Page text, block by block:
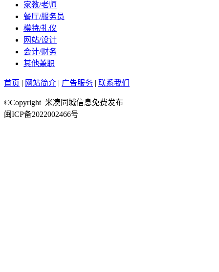
家教/老师
餐厅/服务员
模特/礼仪
网站/设计
会计/财务
其他兼职
首页 | 网站简介 | 广告服务 | 联系我们
©Copyright 米凑同城信息免费发布
闽ICP备2022002466号